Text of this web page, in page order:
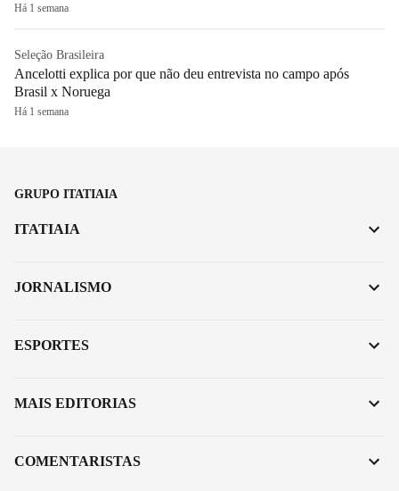
Há 1 semana
Seleção Brasileira
Ancelotti explica por que não deu entrevista no campo após
Brasil x Noruega
Há 1 semana
GRUPO ITATIAIA
ITATIAIA
JORNALISMO
ESPORTES
MAIS EDITORIAS
COMENTARISTAS